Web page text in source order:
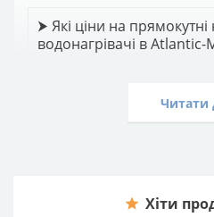
⮞ Які ціни на
водонагрівачі в Atlantic-
Читати
Хіти